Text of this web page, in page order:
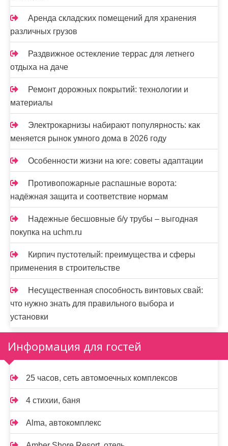
Аренда складских помещений для хранения
различных грузов
Раздвижное остекление террас для летнего
отдыха на даче
Ремонт дорожных покрытий: технологии и
материалы
Электрокарнизы набирают популярность: как
меняется рынок умного дома в 2026 году
Особенности жизни на юге: советы адаптации
Противопожарные распашные ворота:
надёжная защита и соответствие нормам
Надежные бесшовные б/у трубы – выгодная
покупка на uchm.ru
Кирпич пустотелый: преимущества и сферы
применения в строительстве
Несущественная способность винтовых свай:
что нужно знать для правильного выбора и
установки
Информация для гостей
25 часов, сеть автомоечных комплексов
4 стихии, баня
Alma, автокомплекс